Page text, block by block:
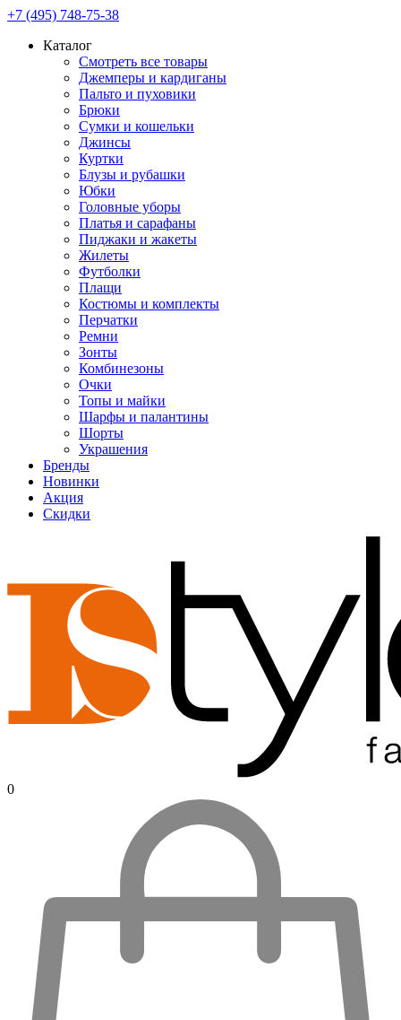
+7 (495) 748-75-38
Каталог
Смотреть все товары
Джемперы и кардиганы
Пальто и пуховики
Брюки
Сумки и кошельки
Джинсы
Куртки
Блузы и рубашки
Юбки
Головные уборы
Платья и сарафаны
Пиджаки и жакеты
Жилеты
Футболки
Плащи
Костюмы и комплекты
Перчатки
Ремни
Зонты
Комбинезоны
Очки
Топы и майки
Шарфы и палантины
Шорты
Украшения
Бренды
Новинки
Акция
Скидки
0